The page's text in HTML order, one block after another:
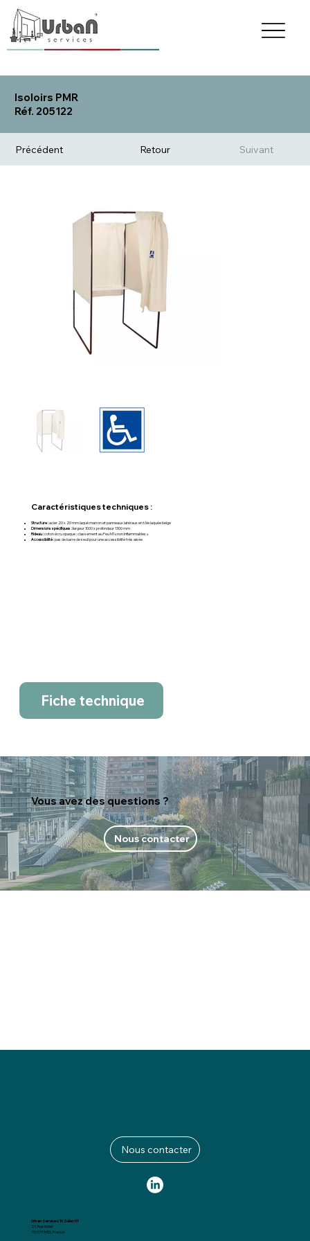
Isoloirs PMR
Réf. 205122
Précédent Retour Suivant
Caractéristiques techniques :
Structure :acier 20 x 20 mm laqué marron et panneaux latéraux en tôle laquée beige
Dimensions spécifiques : largeur 1000 x profondeur 1300 mm
Rideau :coton écru opaque ; classement au Feu M1 « non inflammables »
Accessibilité :pas de barre de seuil pour une accessibilité très aisée
Fiche technique
Vous avez des questions ?
Nous contacter
Nous contacter
Urban Services Tri Sélectif
23, Rue Nollet
75017 PARIS, France